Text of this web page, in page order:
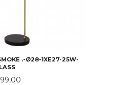
.-Ø28-1XE27-25W-